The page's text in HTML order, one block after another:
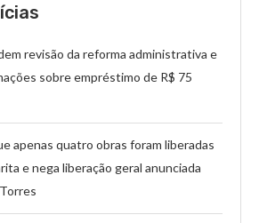
revisão da reforma administrativa e
sobre empréstimo de R$ 75
apenas quatro obras foram liberadas
e nega liberação geral anunciada